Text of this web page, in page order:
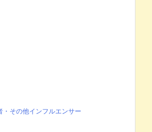
その他インフルエンサー